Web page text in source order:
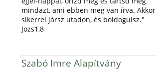
mindazt, ami ebben meg van írva. Akkor
sikerrel jársz utadon, és boldogulsz."
Jozs1,8
Szabó Imre Alapítvány